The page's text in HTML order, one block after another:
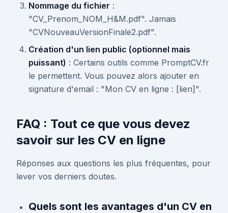
Nommage du fichier :
"CV_Prenom_NOM_H&M.pdf". Jamais
"CVNouveauVersionFinale2.pdf".
Création d'un lien public (optionnel mais
puissant) : Certains outils comme PromptCV.fr
le permettent. Vous pouvez alors ajouter en
signature d'email : "Mon CV en ligne : [lien]".
FAQ : Tout ce que vous devez
savoir sur les CV en ligne
Réponses aux questions les plus fréquentes, pour
lever vos derniers doutes.
Quels sont les avantages d'un CV en